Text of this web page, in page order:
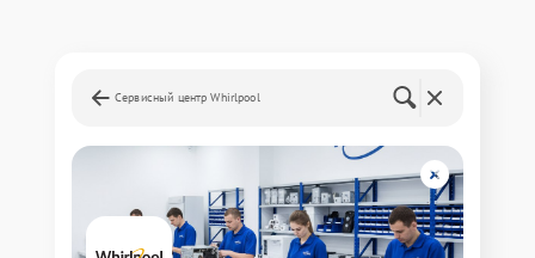
Сервисный центр Whirlpool